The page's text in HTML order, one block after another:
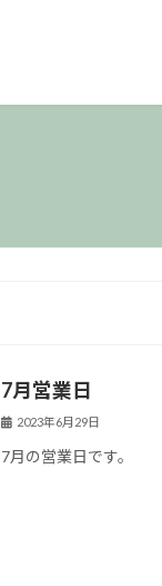
7月営業日
2023年6月29日
7月の営業日です。